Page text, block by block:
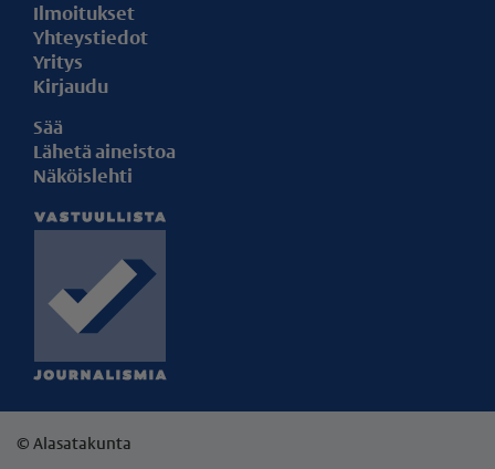
Ilmoitukset
Yhteystiedot
Yritys
Kirjaudu
Sää
Lähetä aineistoa
Näköislehti
© Alasatakunta